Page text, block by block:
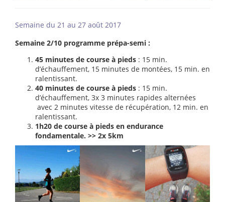
Semaine du 21 au 27 août 2017
Semaine 2/10 programme prépa-semi :
45 minutes de course à pieds : 15 min.
d’échauffement, 15 minutes de montées, 15 min. en
ralentissant.
40 minutes de course à pieds : 15 min.
d’échauffement, 3x 3 minutes rapides alternées
avec 2 minutes vitesse de récupération, 12 min. en
ralentissant.
1h20 de course à pieds en endurance
fondamentale. >> 2x 5km